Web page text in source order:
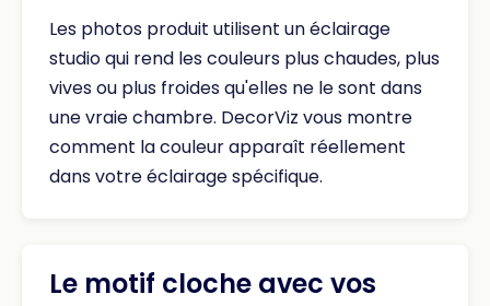
Les photos produit utilisent un éclairage
studio qui rend les couleurs plus chaudes, plus
vives ou plus froides qu'elles ne le sont dans
une vraie chambre. DecorViz vous montre
comment la couleur apparaît réellement
dans votre éclairage spécifique.
Le motif cloche avec vos